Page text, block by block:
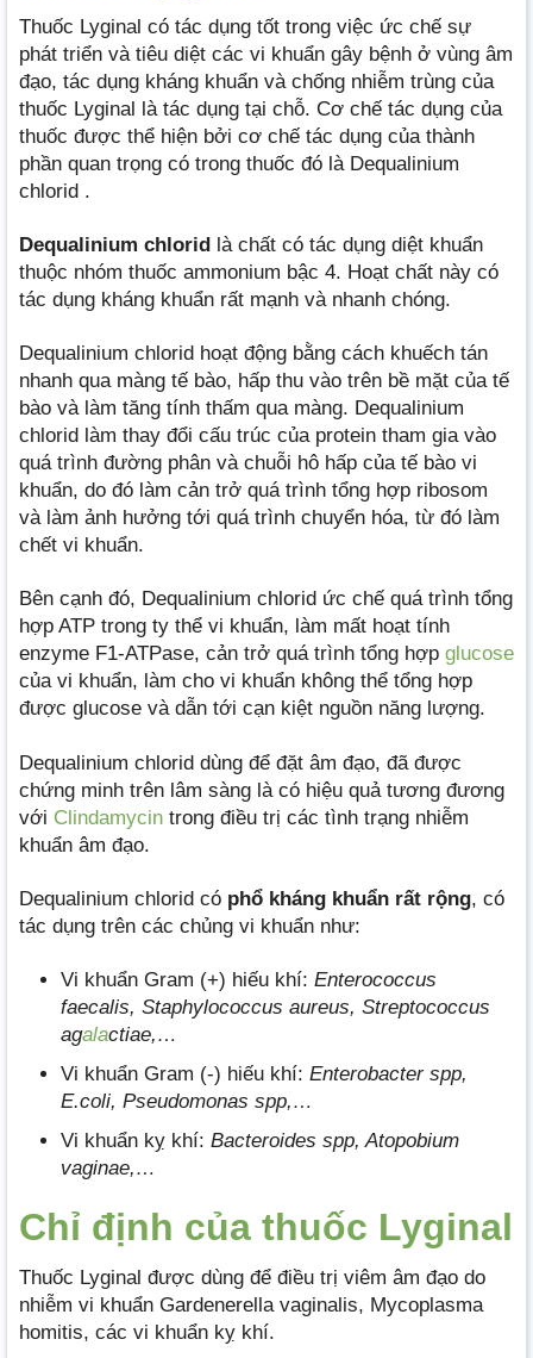
Thuốc Lyginal có tác dụng tốt trong việc ức chế sự
phát triển và tiêu diệt các vi khuẩn gây bệnh ở vùng âm
đạo, tác dụng kháng khuẩn và chống nhiễm trùng của
thuốc Lyginal là tác dụng tại chỗ. Cơ chế tác dụng của
thuốc được thể hiện bởi cơ chế tác dụng của thành
phần quan trọng có trong thuốc đó là Dequalinium
chlorid .
Dequalinium chlorid
là chất có tác dụng diệt khuẩn
thuộc nhóm thuốc ammonium bậc 4. Hoạt chất này có
tác dụng kháng khuẩn rất mạnh và nhanh chóng.
Dequalinium chlorid hoạt động bằng cách khuếch tán
nhanh qua màng tế bào, hấp thu vào trên bề mặt của tế
bào và làm tăng tính thấm qua màng. Dequalinium
chlorid làm thay đổi cấu trúc của protein tham gia vào
quá trình đường phân và chuỗi hô hấp của tế bào vi
khuẩn, do đó làm cản trở quá trình tổng hợp ribosom
và làm ảnh hưởng tới quá trình chuyển hóa, từ đó làm
chết vi khuẩn.
Bên cạnh đó, Dequalinium chlorid ức chế quá trình tổng
hợp ATP trong ty thể vi khuẩn, làm mất hoạt tính
enzyme F1-ATPase, cản trở quá trình tổng hợp glucose
của vi khuẩn, làm cho vi khuẩn không thể tổng hợp
được glucose và dẫn tới cạn kiệt nguồn năng lượng.
Dequalinium chlorid dùng để đặt âm đạo, đã được
chứng minh trên lâm sàng là có hiệu quả tương đương
với Clindamycin trong điều trị các tình trạng nhiễm
khuẩn âm đạo.
Dequalinium chlorid có phổ kháng khuẩn rất rộng, có
tác dụng trên các chủng vi khuẩn như:
Vi khuẩn Gram (+) hiếu khí: Enterococcus
faecalis, Staphylococcus aureus, Streptococcus
agalactiae,…
Vi khuẩn Gram (-) hiếu khí: Enterobacter spp,
E.coli, Pseudomonas spp,…
Vi khuẩn kỵ khí: Bacteroides spp, Atopobium
vaginae,…
Chỉ định của thuốc Lyginal
Thuốc Lyginal được dùng để điều trị viêm âm đạo do
nhiễm vi khuẩn Gardenerella vaginalis, Mycoplasma
homitis, các vi khuẩn kỵ khí.